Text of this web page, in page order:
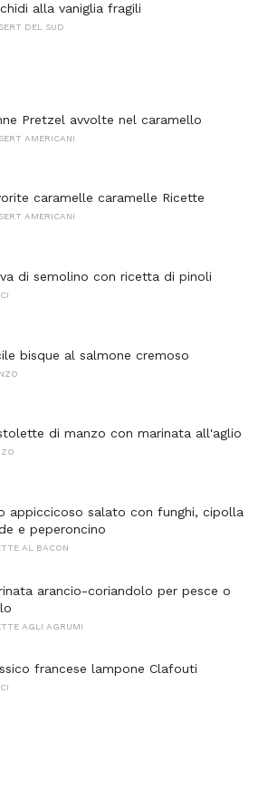
alla vaniglia fragili
DEL SUD
Pretzel avvolte nel caramello
AMERICANI
caramelle caramelle Ricette
AMERICANI
di semolino con ricetta di pinoli
bisque al salmone cremoso
di manzo con marinata all'aglio
appiccicoso salato con funghi, cipolla
e peperoncino
AL BACON
arancio-coriandolo per pesce o
AGLI AGRUMI
francese lampone Clafouti